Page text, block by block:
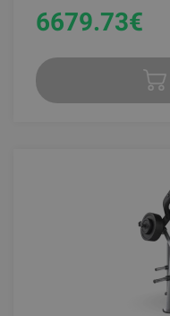
6679.73€